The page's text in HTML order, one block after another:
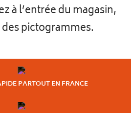
à l’entrée du magasin,
pictogrammes.
PARTOUT EN FRANCE